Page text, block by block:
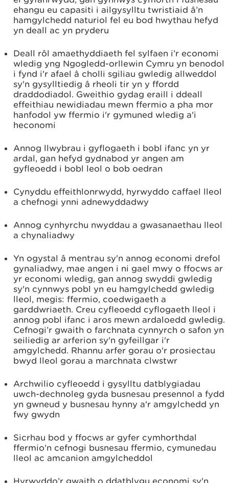
ehangu eu capasiti i ailgysylltu twristiaid â’n
hamgylchedd naturiol fel eu bod hwythau hefyd
yn deall ac yn pryderu
Deall rôl amaethyddiaeth fel sylfaen i’r economi
wledig yng Ngogledd-orllewin Cymru yn benodol
i fynd i'r afael â cholli sgiliau gwledig allweddol
sy'n gysylltiedig â rheoli tir yn y ffordd
draddodiadol. Gweithio gydag eraill i ddeall
effeithiau newidiadau mewn ffermio a pha mor
hanfodol yw ffermio i'r gymuned wledig a'i
heconomi
Annog llwybrau i gyflogaeth i bobl ifanc yn yr
ardal, gan hefyd gydnabod yr angen am
gyfleoedd i bobl leol o bob oedran
Cynyddu effeithlonrwydd, hyrwyddo caffael lleol
a chefnogi ynni adnewyddadwy
Annog cynhyrchu nwyddau a gwasanaethau lleol
a chynaliadwy
Yn ogystal â mentrau sy'n annog economi drefol
gynaliadwy, mae angen i ni gael mwy o ffocws ar
yr economi wledig, gan annog swyddi gwledig
sy'n cynnwys pobl yn eu hamgylchedd gwledig
lleol, megis: ffermio, coedwigaeth a
garddwriaeth. Creu cyfleoedd cyflogaeth lleol i
annog pobl ifanc i aros mewn ardaloedd gwledig.
Cefnogi’r gwaith o farchnata cynnyrch o safon yn
seiliedig ar arferion sy'n gyfeillgar i'r
amgylchedd. Rhannu arfer gorau o'r prosiectau
bwyd lleol gorau a marchnata clwstwr
Archwilio cyfleoedd i gysylltu datblygiadau
uwch-dechnoleg gyda busnesau presennol a fydd
yn gwneud y busnesau hynny a'r amgylchedd yn
fwy gwydn
Sicrhau bod y ffocws ar gyfer cymhorthdal
ffermio'n cefnogi busnesau ffermio, cymunedau
lleol ac amcanion amgylcheddol
Hyrwyddo’r gwaith o ddatblygu economi sy'n